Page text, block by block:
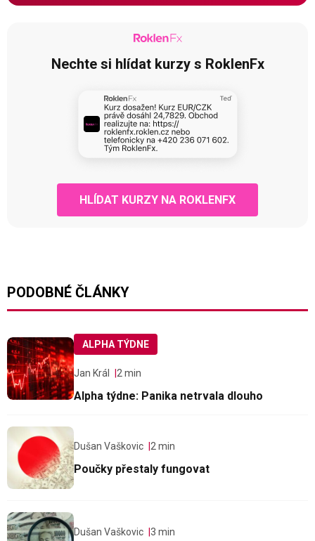
Nechte si hlídat kurzy s RoklenFx
HLÍDAT KURZY NA ROKLENFX
PODOBNÉ ČLÁNKY
ALPHA TÝDNE
Jan Král 2 min
Alpha týdne: Panika netrvala dlouho
Dušan Vaškovic 2 min
Poučky přestaly fungovat
Dušan Vaškovic 3 min